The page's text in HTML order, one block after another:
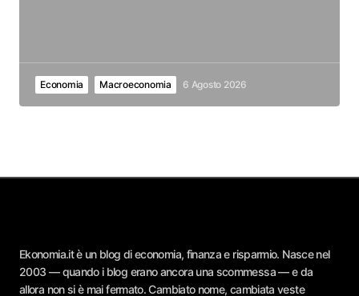
Economia Macroeconomia 6 Agosto 2026
Ekonomia.it è un blog di economia, finanza e risparmio. Nasce nel
2003 — quando i blog erano ancora una scommessa — e da
allora non si è mai fermato. Cambiato nome, cambiata veste